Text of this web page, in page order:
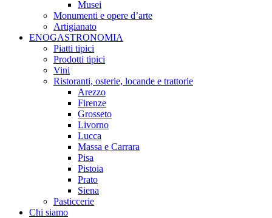
Musei
Monumenti e opere d’arte
Artigianato
ENOGASTRONOMIA
Piatti tipici
Prodotti tipici
Vini
Ristoranti, osterie, locande e trattorie
Arezzo
Firenze
Grosseto
Livorno
Lucca
Massa e Carrara
Pisa
Pistoia
Prato
Siena
Pasticcerie
Chi siamo